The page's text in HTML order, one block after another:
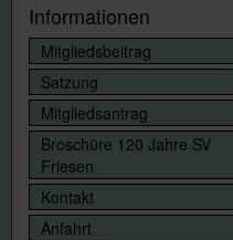
Informationen
Mitgliedsbeitrag
Satzung
Mitgliedsantrag
Broschüre 120 Jahre SV
Friesen
Kontakt
Anfahrt